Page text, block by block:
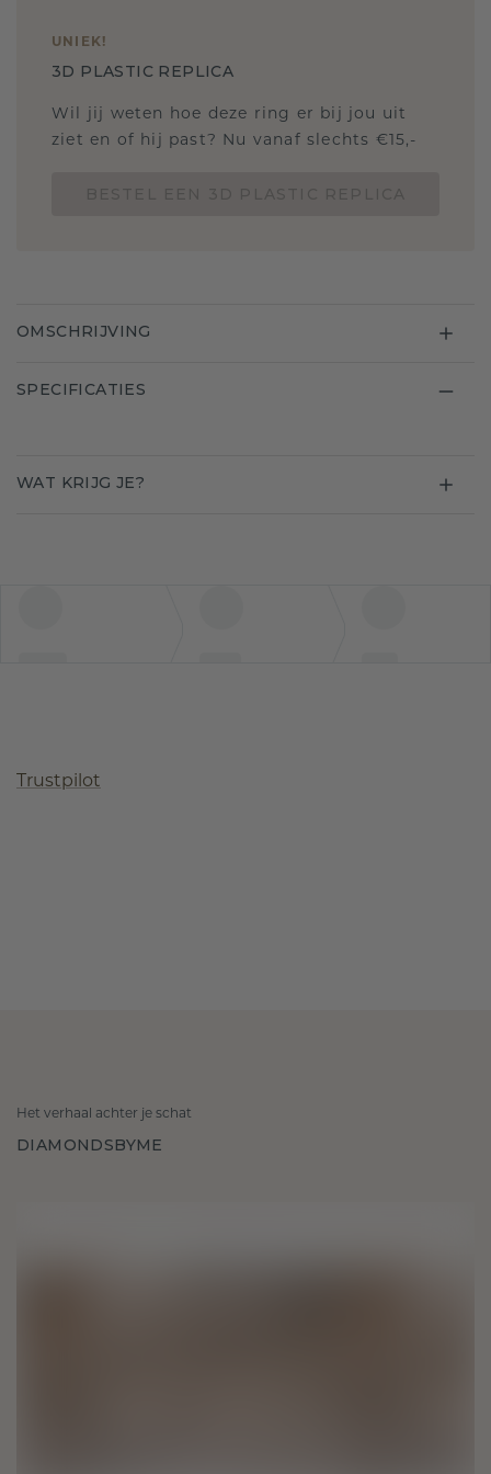
UNIEK!
3D PLASTIC REPLICA
Wil jij weten hoe deze ring er bij jou uit
ziet en of hij past? Nu vanaf slechts €15,-
OMSCHRIJVING
SPECIFICATIES
WAT KRIJG JE?
Trustpilot
Het verhaal achter je schat
DIAMONDSBYME